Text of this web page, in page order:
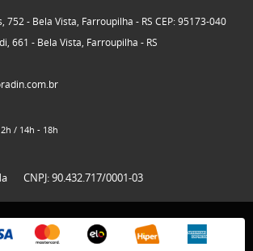
752 - Bela Vista, Farroupilha - RS CEP: 95173-040
661 - Bela Vista, Farroupilha - RS
/ 14h - 18h
CNPJ: 90.432.717/0001-03